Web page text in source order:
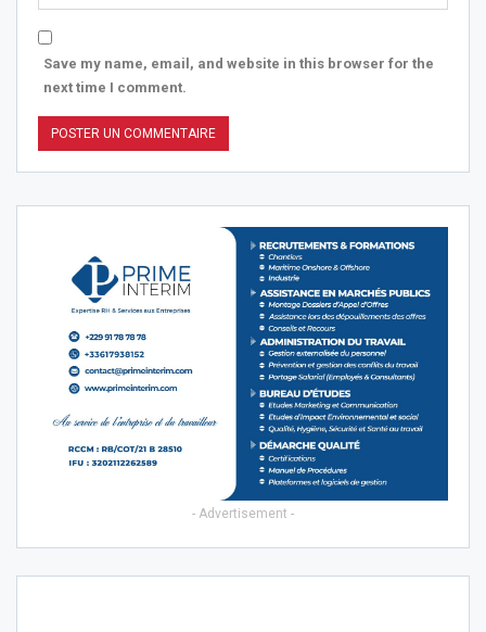
Save my name, email, and website in this browser for the
next time I comment.
- Advertisement -